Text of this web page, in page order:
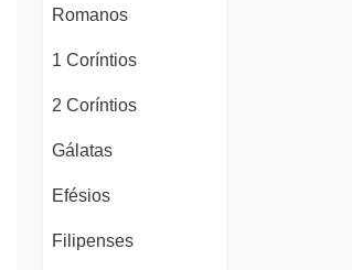
Romanos
1 Coríntios
2 Coríntios
Gálatas
Efésios
Filipenses